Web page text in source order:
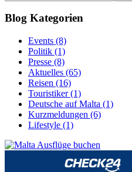
Blog Kategorien
Events (8)
Politik (1)
Presse (8)
Aktuelles (65)
Reisen (16)
Touristiker (1)
Deutsche auf Malta (1)
Kurzmeldungen (6)
Lifestyle (1)